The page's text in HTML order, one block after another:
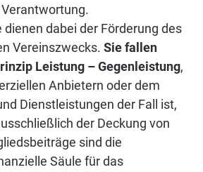
dabei der Förderung des
Vereinszwecks. Sie fallen
Leistung – Gegenleistung,
Anbietern oder dem
Dienstleistungen der Fall ist,
der Deckung von
sind die
Säule für das